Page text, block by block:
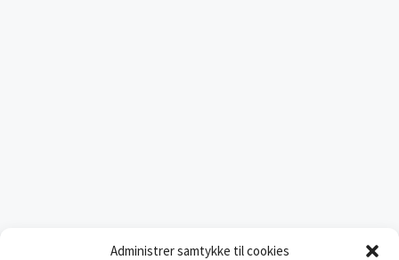
Administrer samtykke til cookies